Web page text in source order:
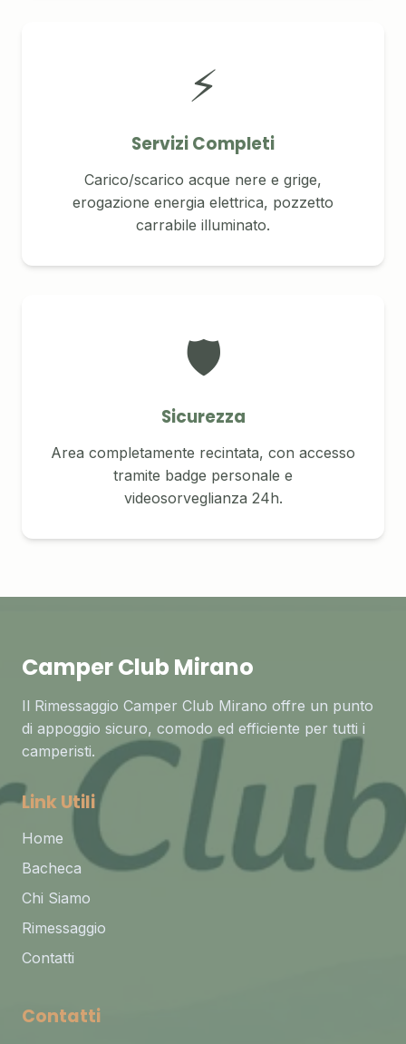
⚡
Servizi Completi
Carico/scarico acque nere e grige,
erogazione energia elettrica, pozzetto
carrabile illuminato.
🛡️
Sicurezza
Area completamente recintata, con accesso
tramite badge personale e
videosorveglianza 24h.
Camper Club Mirano
Il Rimessaggio Camper Club Mirano offre un punto
di appoggio sicuro, comodo ed efficiente per tutti i
camperisti.
Link Utili
Home
Bacheca
Chi Siamo
Rimessaggio
Contatti
Contatti